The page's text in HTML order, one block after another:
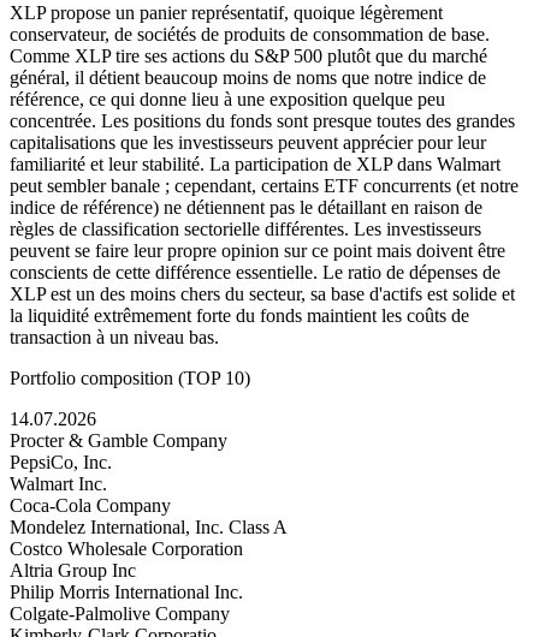
XLP propose un panier représentatif, quoique légèrement
conservateur, de sociétés de produits de consommation de base.
Comme XLP tire ses actions du S&P 500 plutôt que du marché
général, il détient beaucoup moins de noms que notre indice de
référence, ce qui donne lieu à une exposition quelque peu
concentrée. Les positions du fonds sont presque toutes des grandes
capitalisations que les investisseurs peuvent apprécier pour leur
familiarité et leur stabilité. La participation de XLP dans Walmart
peut sembler banale ; cependant, certains ETF concurrents (et notre
indice de référence) ne détiennent pas le détaillant en raison de
règles de classification sectorielle différentes. Les investisseurs
peuvent se faire leur propre opinion sur ce point mais doivent être
conscients de cette différence essentielle. Le ratio de dépenses de
XLP est un des moins chers du secteur, sa base d'actifs est solide et
la liquidité extrêmement forte du fonds maintient les coûts de
transaction à un niveau bas.
Portfolio composition (TOP 10)
14.07.2026
Procter & Gamble Company
PepsiCo, Inc.
Walmart Inc.
Coca-Cola Company
Mondelez International, Inc. Class A
Costco Wholesale Corporation
Altria Group Inc
Philip Morris International Inc.
Colgate-Palmolive Company